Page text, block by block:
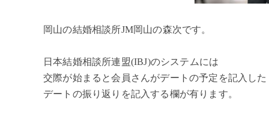
岡山の結婚相談所JM岡山の森次です。
日本結婚相談所連盟(IBJ)のシステムには
交際が始まると会員さんがデートの予定を記入した
デートの振り返りを記入する欄が有ります。